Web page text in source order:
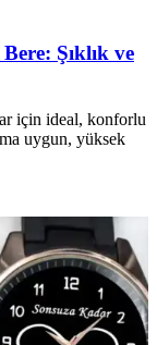
Şıklık ve
için ideal, konforlu
uygun, yüksek